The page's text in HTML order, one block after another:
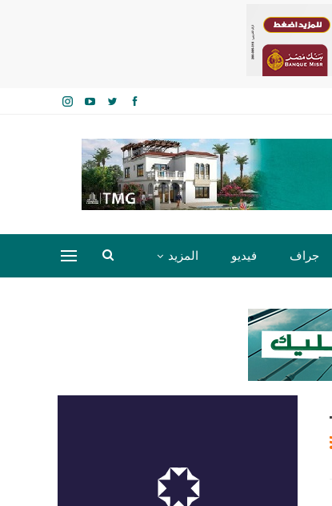
جراف فيديو المزيد